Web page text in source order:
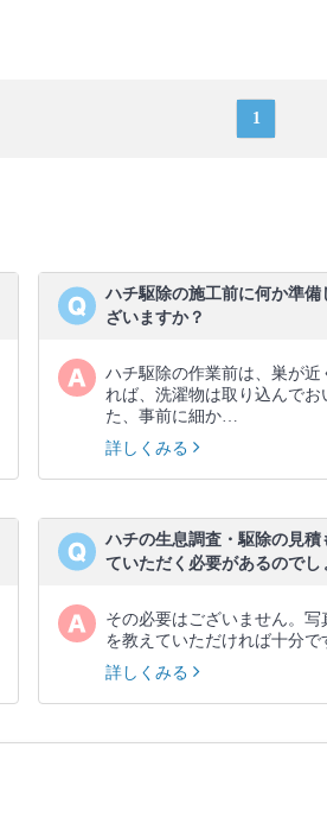
1
ハチ駆除の施工前に何か準備
ざいますか？
ハチ駆除の作業前は、巣が近
れば、洗濯物は取り込んでお
た、事前に細か…
詳しくみる
ハチの生息調査・駆除の見積
ていただく必要があるので
その必要はございません。
を教えていただければ十分で
詳しくみる